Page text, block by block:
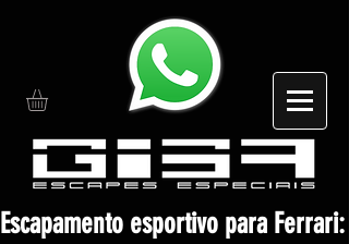
Escapamento esportivo para Ferrari: